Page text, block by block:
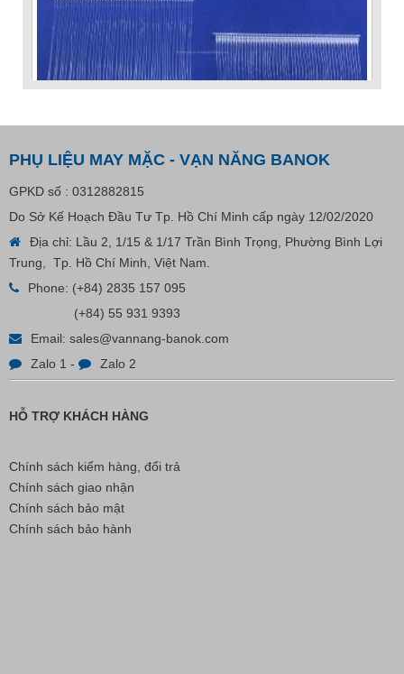
VP Fas Loop (PP) – Dây Treo Nhãn, Ti Bắn, Đạn Vòng
Treo Nhãn Mác
Liên hệ
PHỤ LIỆU MAY MẶC - VẠN NĂNG BANOK
GPKD số : 0312882815
Do Sở Kế Hoạch Đầu Tư Tp. Hồ Chí Minh cấp ngày 12/02/2020
Địa chỉ: Lầu 2, 1/15 & 1/17 Trần Bình Trọng, Phường Bình Lợi
Trung, Tp. Hồ Chí Minh, Việt Nam.
Phone: (+84) 2835 157 095
(+84) 55 931 9393
Email: sales@vannang-banok.com
Zalo 1 - Zalo 2
HỖ TRỢ KHÁCH HÀNG
Chính sách kiểm hàng, đổi trả
Chính sách giao nhận
Chính sách bảo mật
Chính sách bảo hành